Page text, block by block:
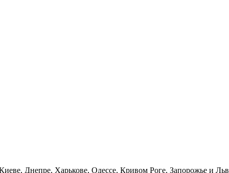
Днепре, Харькове, Одессе, Кривом Роге, Запорожье и